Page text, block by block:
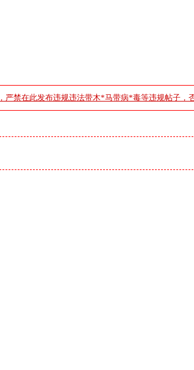
禁在此发布违规违法带木*马带病*毒等违规帖子，